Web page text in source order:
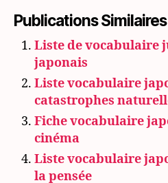
Publications
Liste de vocabulaire
japonais
Liste vocabulaire
catastrophes
Fiche vocabulaire
cinéma
Liste vocabulaire
la pensée